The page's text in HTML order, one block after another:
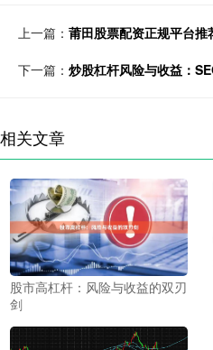
上一篇： 莆田股票配资正规平台推
下一篇： 炒股杠杆风险与收益：
相关文章
股市高杠杆：风险与收益的双刃
剑